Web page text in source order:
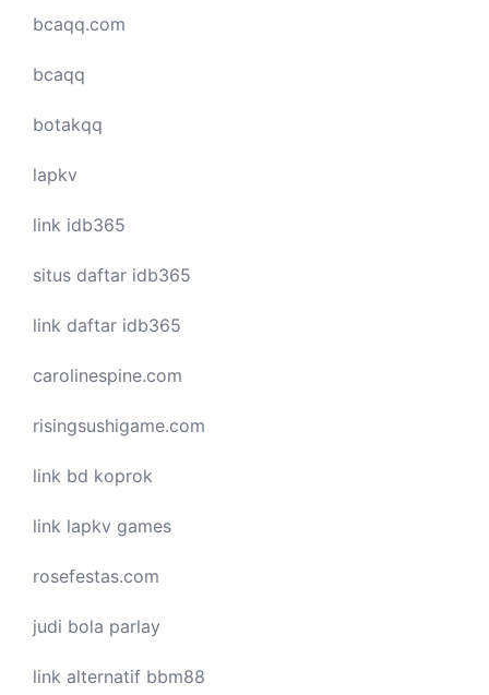
bcaqq.com
bcaqq
botakqq
lapkv
link idb365
situs daftar idb365
link daftar idb365
carolinespine.com
risingsushigame.com
link bd koprok
link lapkv games
rosefestas.com
judi bola parlay
link alternatif bbm88